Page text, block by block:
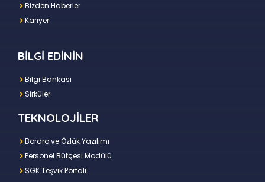
Bizden Haberler
Kariyer
BİLGİ EDİNİN
Bilgi Bankası
Sirküler
TEKNOLOJİLER
Bordro ve Özlük Yazılımı
Personel Bütçesi Modülü
SGK Teşvik Portalı